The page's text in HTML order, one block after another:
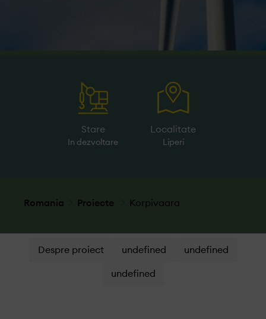
Stare
In dezvoltare
Localitate
Liperi
Romania Proiecte Korpivaara
Despre proiect undefined undefined
undefined